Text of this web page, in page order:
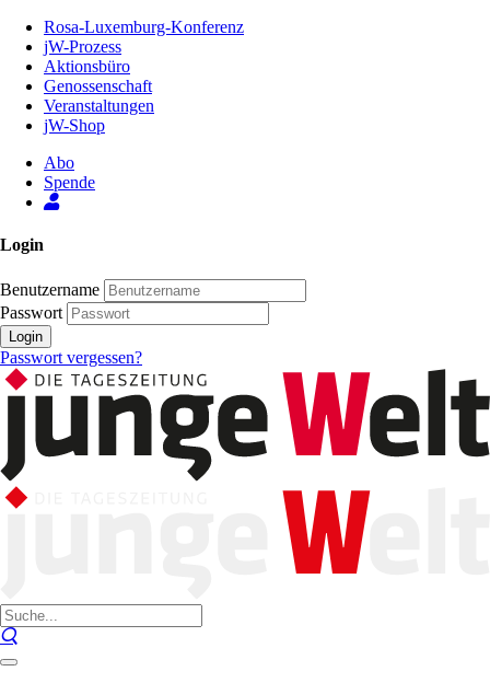
Inhalt
Seite
Rosa-Luxemburg-Konferenz
jW-Prozess
Aktionsbüro
Genossenschaft
Veranstaltungen
jW-Shop
Abo
Spende
Login
Benutzername
Passwort
Login
Passwort vergessen?